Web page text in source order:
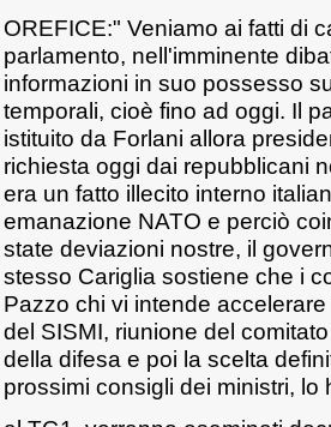
OREFICE:" Veniamo ai fatti di
parlamento, nell'imminente
informazioni in suo possesso
temporali, cioè fino ad oggi. Il
istituito da Forlani allora
richiesta oggi dai repubblicani
era un fatto illecito interno
emanazione NATO e perciò
state deviazioni nostre, il
stesso Cariglia sostiene che i
Pazzo chi vi intende
del SISMI, riunione del
della difesa e poi la scelta
prossimi consigli dei ministri,